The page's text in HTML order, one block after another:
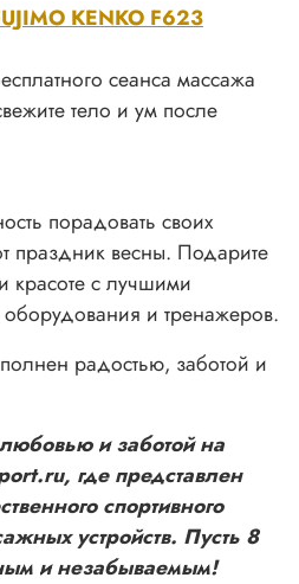
KENKO F623
сеанса массажа
тело и ум после
порадовать своих
праздник весны. Подарите
красоте с лучшими
и тренажеров.
радостью, заботой и
и заботой на
где представлен
спортивного
устройств. Пусть 8
и незабываемым!